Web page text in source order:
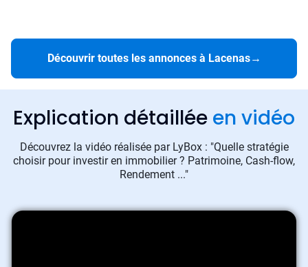
Découvrir toutes les annonces à Lacenas→
Explication détaillée en vidéo
Découvrez la vidéo réalisée par LyBox : "Quelle stratégie
choisir pour investir en immobilier ? Patrimoine, Cash-flow,
Rendement ..."